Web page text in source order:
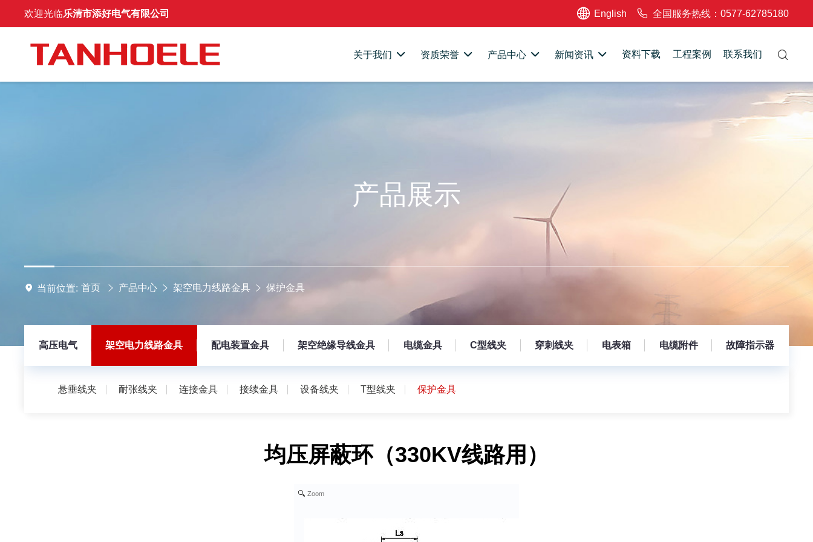
欢迎光临乐清市添好电气有限公司 English 全国服务热线：0577-62785180
关于我们 资质荣誉 产品中心 新闻资讯 资料下载 工程案例 联系我们
产品展示
当前位置: 首页 产品中心 架空电力线路金具 保护金具
高压电气 架空电力线路金具 配电装置金具 架空绝缘导线金具 电缆金具 C型线夹 穿刺线夹 电表箱 电缆附件 故障指示器
悬垂线夹 耐张线夹 连接金具 接续金具 设备线夹 T型线夹 保护金具
均压屏蔽环（330KV线路用）
Zoom